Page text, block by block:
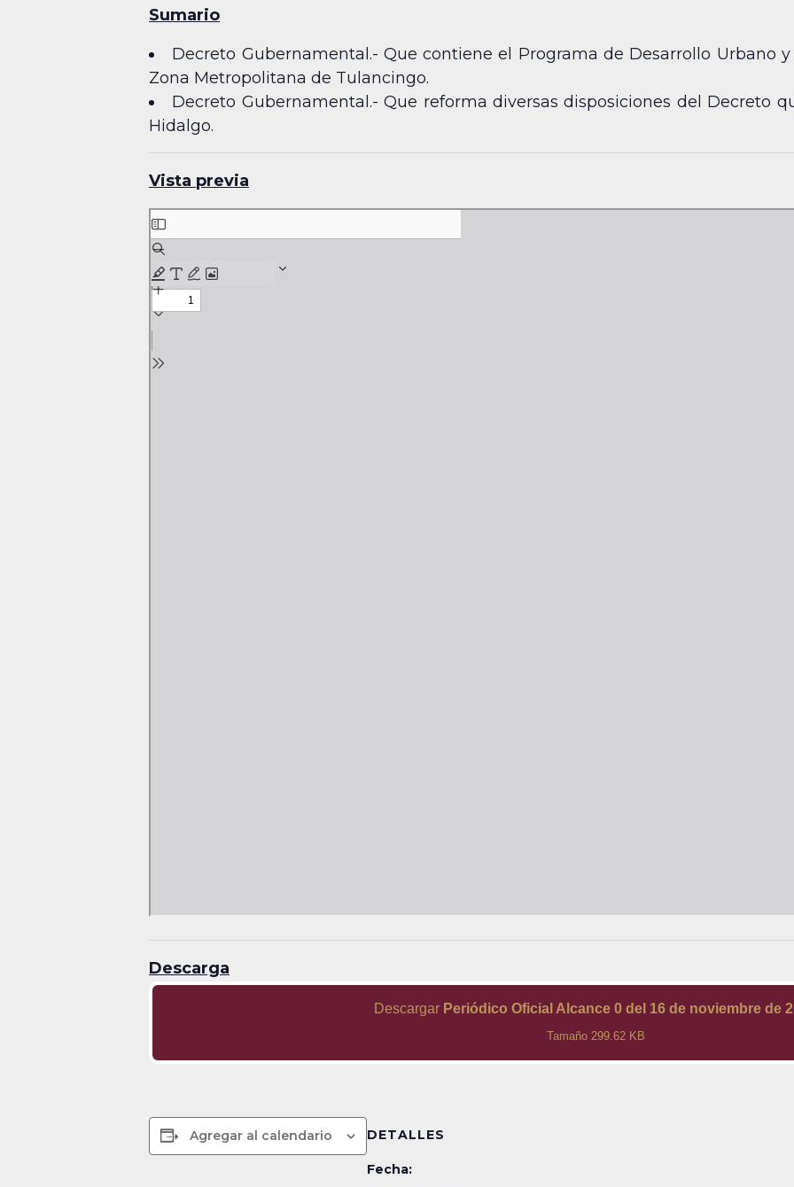
Sumario
Decreto Gubernamental.- Que contiene el Programa de Desarrollo Urbano
Zona Metropolitana de Tulancingo.
Decreto Gubernamental.- Que reforma diversas disposiciones del Decreto
Hidalgo.
Vista previa
Skip
to
PDF
content
Descarga
Descargar Periódico Oficial Alcance 0 del 16 de noviembre de
Tamaño 299.62 KB
Agregar al calendario DETALLES
Fecha: